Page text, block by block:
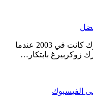
الفيس بوك كموقع تواصل بداية الفيس بوك كانت في 2003 عندما
زوكربيرغ بابتكار…
الفيسبوك